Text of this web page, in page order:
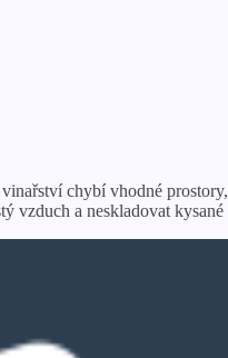
chybí vhodné
vzduch a neskladovat